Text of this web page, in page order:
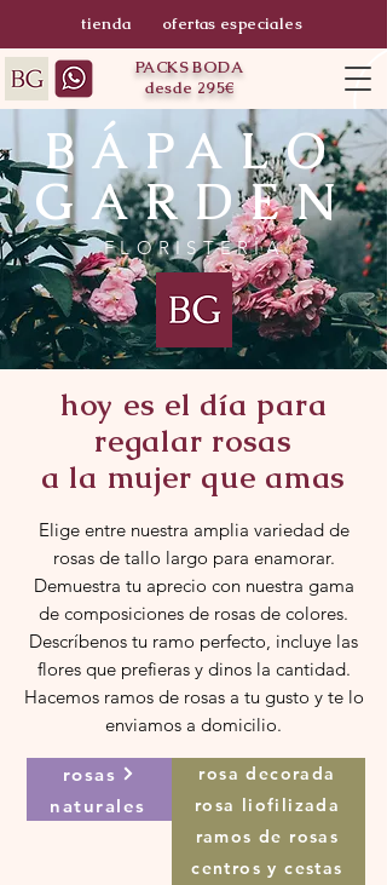
tienda ofertas especiales
PACKS BODA
desde 295€
BÁPALO
GARDEN
FLORISTERÍA
hoy es el día para
regalar rosas
a la mujer que amas
Elige entre nuestra amplia variedad de
rosas de tallo largo para enamorar.
Demuestra tu aprecio con nuestra gama
de composiciones de rosas de colores.
Descríbenos tu ramo perfecto, incluye las
flores que prefieras y dinos la cantidad.
Hacemos ramos de rosas a tu gusto y te lo
enviamos a domicilio.
rosas
naturales
rosa decorada
rosa liofilizada
ramos de rosas
centros y cestas